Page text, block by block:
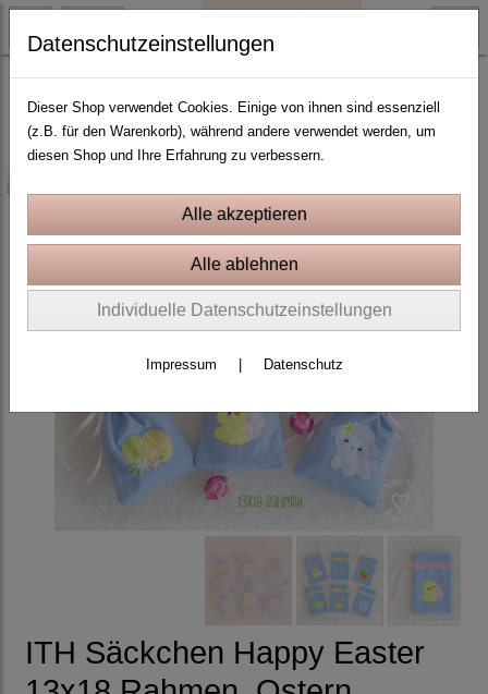
ITH Stickprojekte In the Hoop
ITH Säckchen Happy Easter
Datenschutzeinstellungen
Dieser Shop verwendet Cookies. Einige von ihnen sind essenziell
(z.B. für den Warenkorb), während andere verwendet werden, um
diesen Shop und Ihre Erfahrung zu verbessern.
Individuelle Datenschutzeinstellungen
Impressum Datenschutz